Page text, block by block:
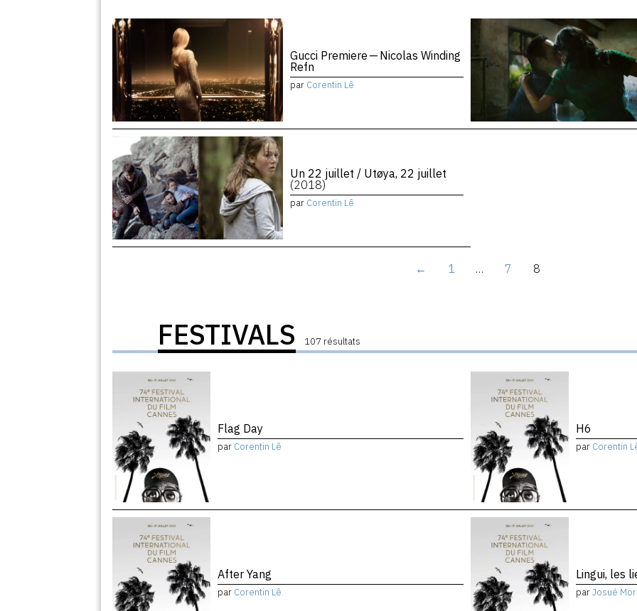
Gucci Premiere — Nicolas Winding
Refn
par Corentin Lê
Un 22 juillet / Utøya, 22 juillet
(2018)
par Corentin Lê
← 1 … 7 8
FESTIVALS 107 résultats
Flag Day
par Corentin Lê
H6
par Corentin
After Yang
par Corentin Lê
Lingui, les
parJosué